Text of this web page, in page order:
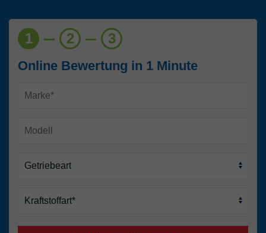
1 2 3
Online Bewertung in 1 Minute